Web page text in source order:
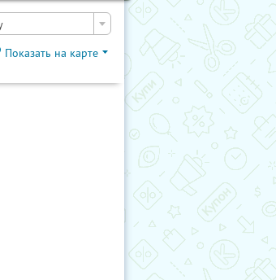
Показать на карте